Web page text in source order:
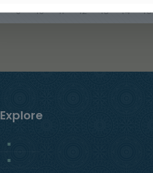
9 10 11 12 13 14 15
Explore